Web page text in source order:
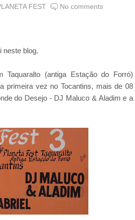
FEST No comments
neste blog.
(antiga Estação do Forró)
primeira vez no Tocantins, mais de 08
do Desejo - DJ Maluco & Aladim e a